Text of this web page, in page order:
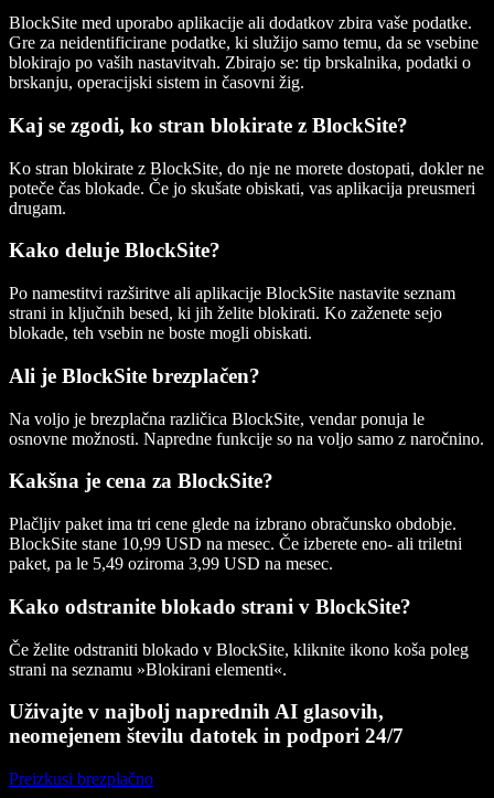
BlockSite med uporabo aplikacije ali dodatkov zbira vaše podatke.
Gre za neidentificirane podatke, ki služijo samo temu, da se vsebine
blokirajo po vaših nastavitvah. Zbirajo se: tip brskalnika, podatki o
brskanju, operacijski sistem in časovni žig.
Kaj se zgodi, ko stran blokirate z BlockSite?
Ko stran blokirate z BlockSite, do nje ne morete dostopati, dokler ne
poteče čas blokade. Če jo skušate obiskati, vas aplikacija preusmeri
drugam.
Kako deluje BlockSite?
Po namestitvi razširitve ali aplikacije BlockSite nastavite seznam
strani in ključnih besed, ki jih želite blokirati. Ko zaženete sejo
blokade, teh vsebin ne boste mogli obiskati.
Ali je BlockSite brezplačen?
Na voljo je brezplačna različica BlockSite, vendar ponuja le
osnovne možnosti. Napredne funkcije so na voljo samo z naročnino.
Kakšna je cena za BlockSite?
Plačljiv paket ima tri cene glede na izbrano obračunsko obdobje.
BlockSite stane 10,99 USD na mesec. Če izberete eno- ali triletni
paket, pa le 5,49 oziroma 3,99 USD na mesec.
Kako odstranite blokado strani v BlockSite?
Če želite odstraniti blokado v BlockSite, kliknite ikono koša poleg
strani na seznamu »Blokirani elementi«.
Uživajte v najbolj naprednih AI glasovih,
neomejenem številu datotek in podpori 24/7
Preizkusi brezplačno